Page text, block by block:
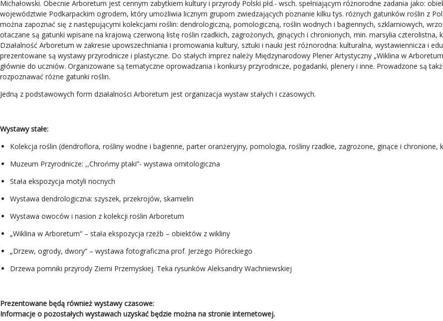
Michałowski. Obecnie Arboretum jest cennym zabytkiem kultury i przyrody Polski płd.- wsch. spełniającym różnorodne zadania jako:
województwie Podkarpackim ogrodem, który umożliwia licznym grupom zwiedzających poznanie kilku tys. różnych gatunków roślin z
można zapoznać się z następującymi kolekcjami roślin: dendrologiczną, pomologiczną, roślin wodnych i bagiennych, szklarniowych,
otaczane są gatunki wpisane na krajową czerwoną listę roślin rzadkich, zagrożonych, ginących i chronionych, min. marsylia
Działalność Arboretum w zakresie upowszechniania i promowania kultury, sztuki i nauki jest różnorodna: kulturalna, wystawiennicza i
prezentowane są wystawy przyrodnicze i plastyczne. Do stałych imprez należy Międzynarodowy Plener Artystyczny „Wiklina w
głównie do uczniów. Organizowane są tematyczne oprowadzania i konkursy przyrodnicze, pogadanki, plenery i inne. Prowadzone są
rozpoznawać różne gatunki roślin.
Jedną z podstawowych form działalności Arboretum jest organizacja wystaw stałych i czasowych.
Wystawy stałe:
Kolekcja roślin (dendroflora, rośliny wodne i bagienne, parter oranżeryjny, pomologia, rośliny rzadkie, zagrożone, ginące i
Muzeum Przyrodnicze: ,,Chrońmy ptaki”- wystawa ornitologiczna
Stała ekspozycja motyli nocnych
Wystawa dendrologiczna: szyszek, przekrojów, skamielin
Wystawa owoców i nasion z kolekcji roślin Arboretum
„Wiklina w Arboretum” – stała ekspozycja rzeźb – obiektów z wikliny
„Drzew, ogrody, dwory” – wystawa fotograficzna prof. Jerzego Pióreckiego
Drzewa pomniki przyrody Ziemi Przemyskiej. Teka rysunków Aleksandry Wachniewskiej
Prezentowane będą również wystawy czasowe:
Informacje o pozostałych wystawach uzyskać będzie można na stronie internetowej.